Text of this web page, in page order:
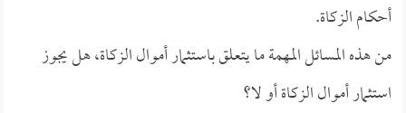
أحكام الزكاة.
من هذه المسائل المهمة ما يتعلق باستثمار أموال الزكاة، هل يجوز
استثمار أموال الزكاة أو لا؟